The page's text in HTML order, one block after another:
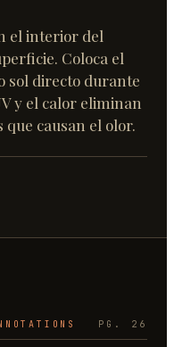
el interior del
Coloca el
sol directo durante
y el calor eliminan
causan el olor.
PG. 26